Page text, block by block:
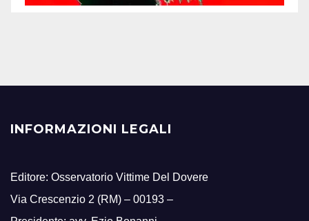
INFORMAZIONI LEGALI
Editore: Osservatorio Vittime Del Dovere
Via Crescenzio 2 (RM) – 00193 –